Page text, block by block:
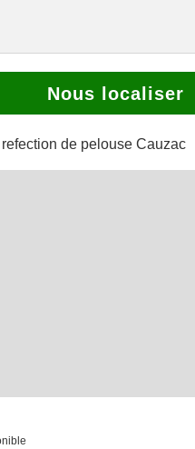
Nous localiser
refection de pelouse Cauzac